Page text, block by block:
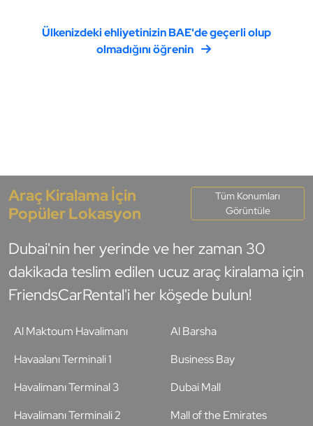
Ülkenizdeki ehliyetinizin BAE'de geçerli olup
olmadığını öğrenin
Araç Kiralama İçin
Popüler Lokasyon
Tüm Konumları
Görüntüle
Dubai'nin her yerinde ve her zaman 30
dakikada teslim edilen ucuz araç kiralama için
FriendsCarRental'i her köşede bulun!
Al Maktoum Havalimanı
Havaalanı Terminali 1
Havalimanı Terminal 3
Havalimanı Terminali 2
Al Barsha
Business Bay
Dubai Mall
Mall of the Emirates